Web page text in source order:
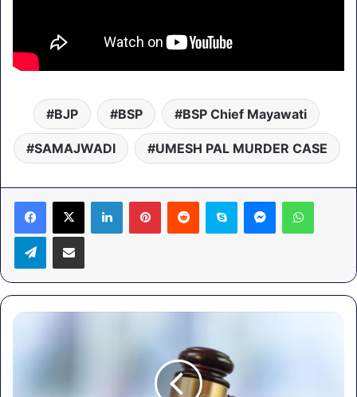
BJP BSP BSP Chief Mayawati
SAMAJWADI UMESH PAL MURDER CASE
LinkedInPinterestReddit Skype Messenger
TelegramShare via Email